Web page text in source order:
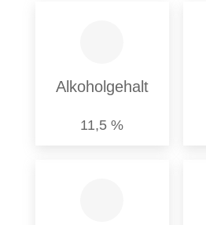
Alkoholgehalt
11,5 %